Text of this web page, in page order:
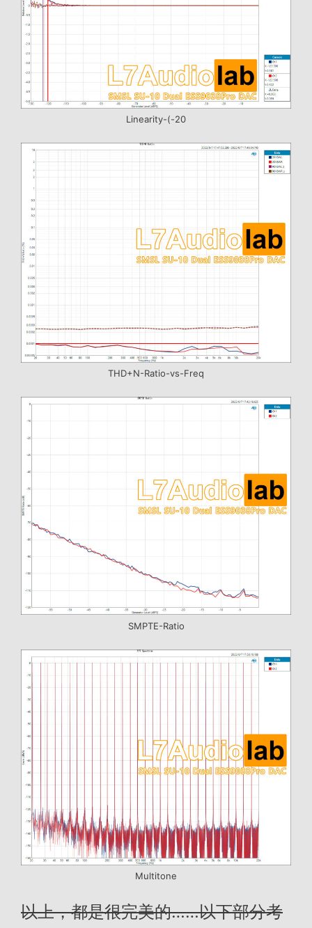
Linearity-(-20
THD+N-Ratio-vs-Freq
SMPTE-Ratio
Multitone
以上，都是很完美的……以下部分考